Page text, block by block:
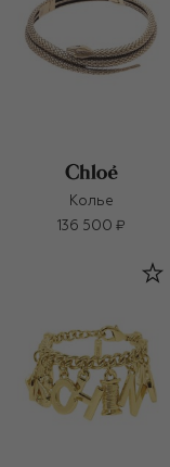
Колье
136 500 ₽